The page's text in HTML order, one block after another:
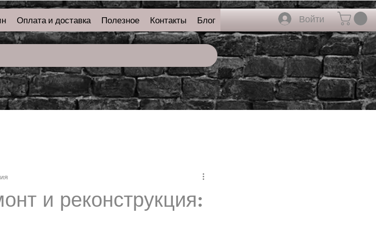
Оплата и доставка Полезное Контакты Блог Войти
и реконструкция: